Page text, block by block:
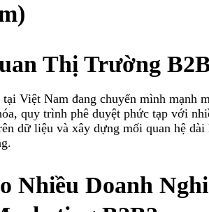
Thị Trường
Việt Nam đang chuyển mình mạnh
quy trình phê duyệt phức tạp với
dữ liệu và xây dựng mối quan hệ
Nhiều Doanh